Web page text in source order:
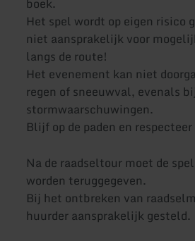
Het spel wordt op eigen risico
niet aansprakelijk voor
langs de route!
Het evenement kan niet
regen of sneeuwval, evenals bij
stormwaarschuwingen.
Blijf op de paden en
Na de raadseltour moet de
worden teruggegeven.
Bij het ontbreken van
huurder aansprakelijk gesteld.